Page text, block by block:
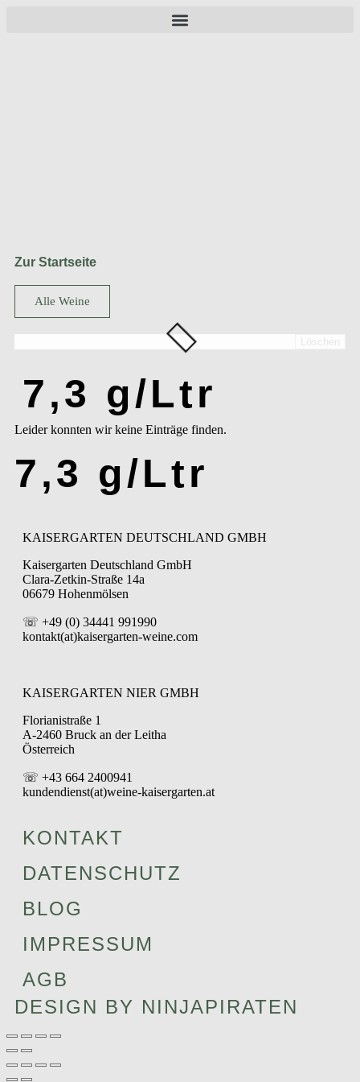
Zur Startseite
Alle Weine
7,3 g/Ltr
Leider konnten wir keine Einträge finden.
7,3 g/Ltr
KAISERGARTEN DEUTSCHLAND GMBH
Kaisergarten Deutschland GmbH
Clara-Zetkin-Straße 14a
06679 Hohenmölsen
☏ +49 (0) 34441 991990
kontakt(at)kaisergarten-weine.com
KAISERGARTEN NIER GMBH
Florianistraße 1
A-2460 Bruck an der Leitha
Österreich
☏ +43 664 2400941
kundendienst(at)weine-kaisergarten.at
KONTAKT
DATENSCHUTZ
BLOG
IMPRESSUM
AGB
DESIGN BY NINJAPIRATEN